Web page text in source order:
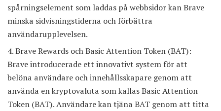
spårningselement som laddas på webbsidor kan Brave
minska sidvisningstiderna och förbättra
användarupplevelsen.
Brave Rewards och Basic Attention Token (BAT):
Brave introducerade ett innovativt system för att
belöna användare och innehållsskapare genom att
använda en kryptovaluta som kallas Basic Attention
Token (BAT). Användare kan tjäna BAT genom att titta